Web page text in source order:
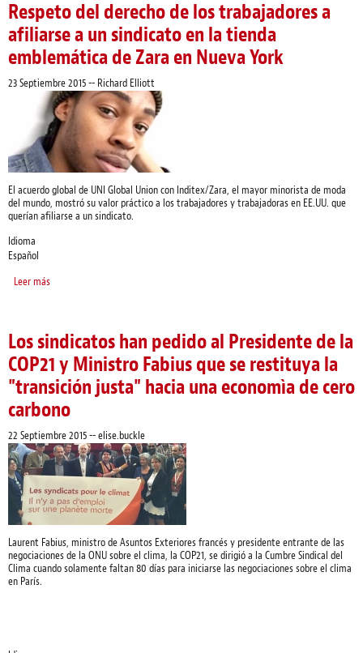
Respeto del derecho de los trabajadores a
afiliarse a un sindicato en la tienda
emblemática de Zara en Nueva York
23 Septiembre 2015 -- Richard Elliott
El acuerdo global de UNI Global Union con Inditex/Zara, el mayor minorista de moda
del mundo, mostró su valor práctico a los trabajadores y trabajadoras en EE.UU. que
querían afiliarse a un sindicato.
Idioma
Español
Leer más
Los sindicatos han pedido al Presidente de la
COP21 y Ministro Fabius que se restituya la
"transición justa" hacia una economìa de cero
carbono
22 Septiembre 2015 -- elise.buckle
Laurent Fabius, ministro de Asuntos Exteriores francés y presidente entrante de las
negociaciones de la ONU sobre el clima, la COP21, se dirigió a la Cumbre Sindical del
Clima cuando solamente faltan 80 días para iniciarse las negociaciones sobre el clima
en París.